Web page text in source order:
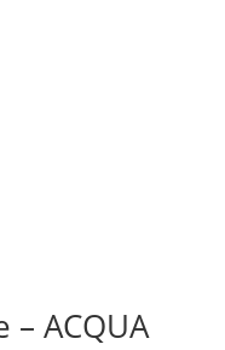
– ACQUA